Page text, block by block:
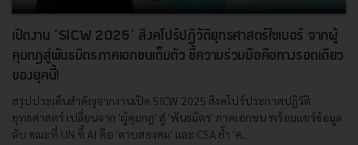
เปิดงาน ‘SICW 2025’ สิงคโปร์ปฏิวัติยุทธศาสตร์ไซเบอร์ จากผู้
คุมกฎสู่พันธมิตรภาคเอกชนเต็มตัว ชี้ความร่วมมือคือทางรอดเดียว
ของยุคนี้!
สรุปประเด็นสำคัญจากงานเปิด SICW 2025 สิงคโปร์ประกาศปฏิวัติ
ยุทธศาสตร์ เปลี่ยนจาก 'ผู้คุมกฎ' สู่ 'พันธมิตร' ภาคเอกชน พร้อมแชร์ข้อมูล
ลับ ขณะที่ UN ชี้ AI คือ 'ดาบสองคม' และ CSA ย้ำ 'ค...